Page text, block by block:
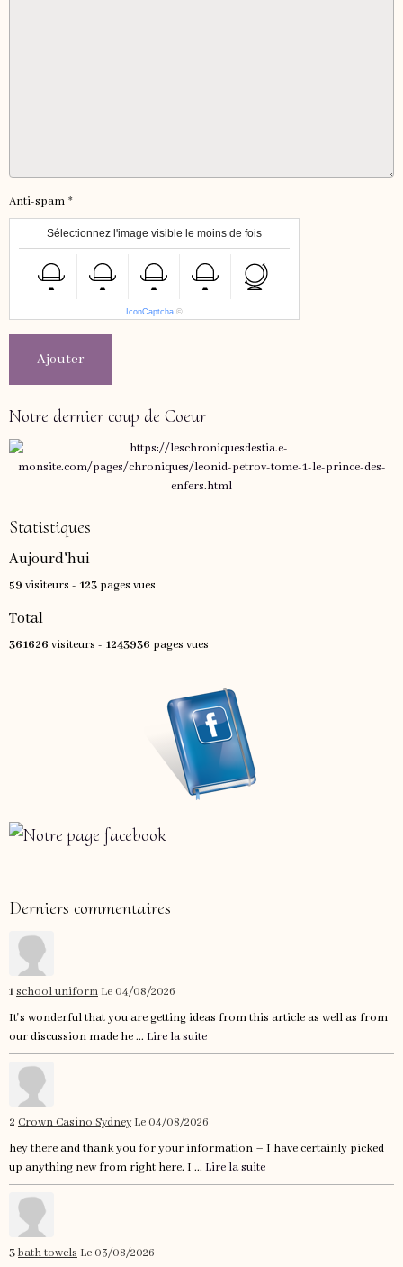
Anti-spam
Sélectionnez l'image visible le moins de fois
IconCaptcha ©
Ajouter
Notre dernier coup de Coeur
Statistiques
Aujourd'hui
59 visiteurs - 123 pages vues
Total
361626 visiteurs - 1243936 pages vues
Derniers commentaires
1school uniform Le 04/08/2026
It's wonderful that you are getting ideas from this article as well as from
our discussion made he ... Lire la suite
2 Crown Casino Sydney Le 04/08/2026
hey there and thank you for your information – I have certainly picked
up anything new from right here. I ... Lire la suite
3bath towels Le 03/08/2026